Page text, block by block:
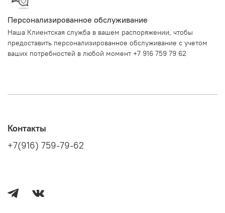
Персонализированное обслуживание
Наша Клиентская служба в вашем распоряжении, чтобы
предоставить персонализированное обслуживание с учетом
ваших потребностей в любой момент +7 916 759 79 62
Контакты
+7(916) 759-79-62